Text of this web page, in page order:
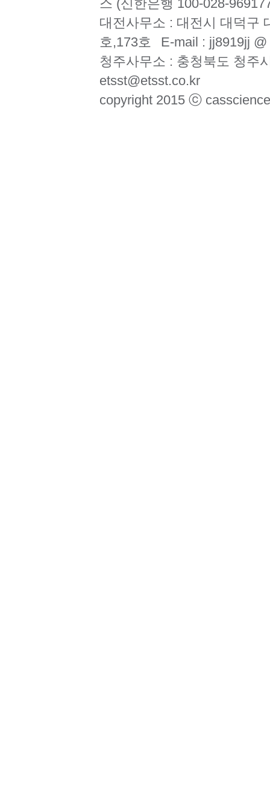
스 (신한은행 100-028-
대전사무소 : 대전시 대덕구
호,173호
E-mail : jj8919jj
청주사무소 : 충청북도 청주
etsst@etsst.co.kr
copyright 2015 ⓒ